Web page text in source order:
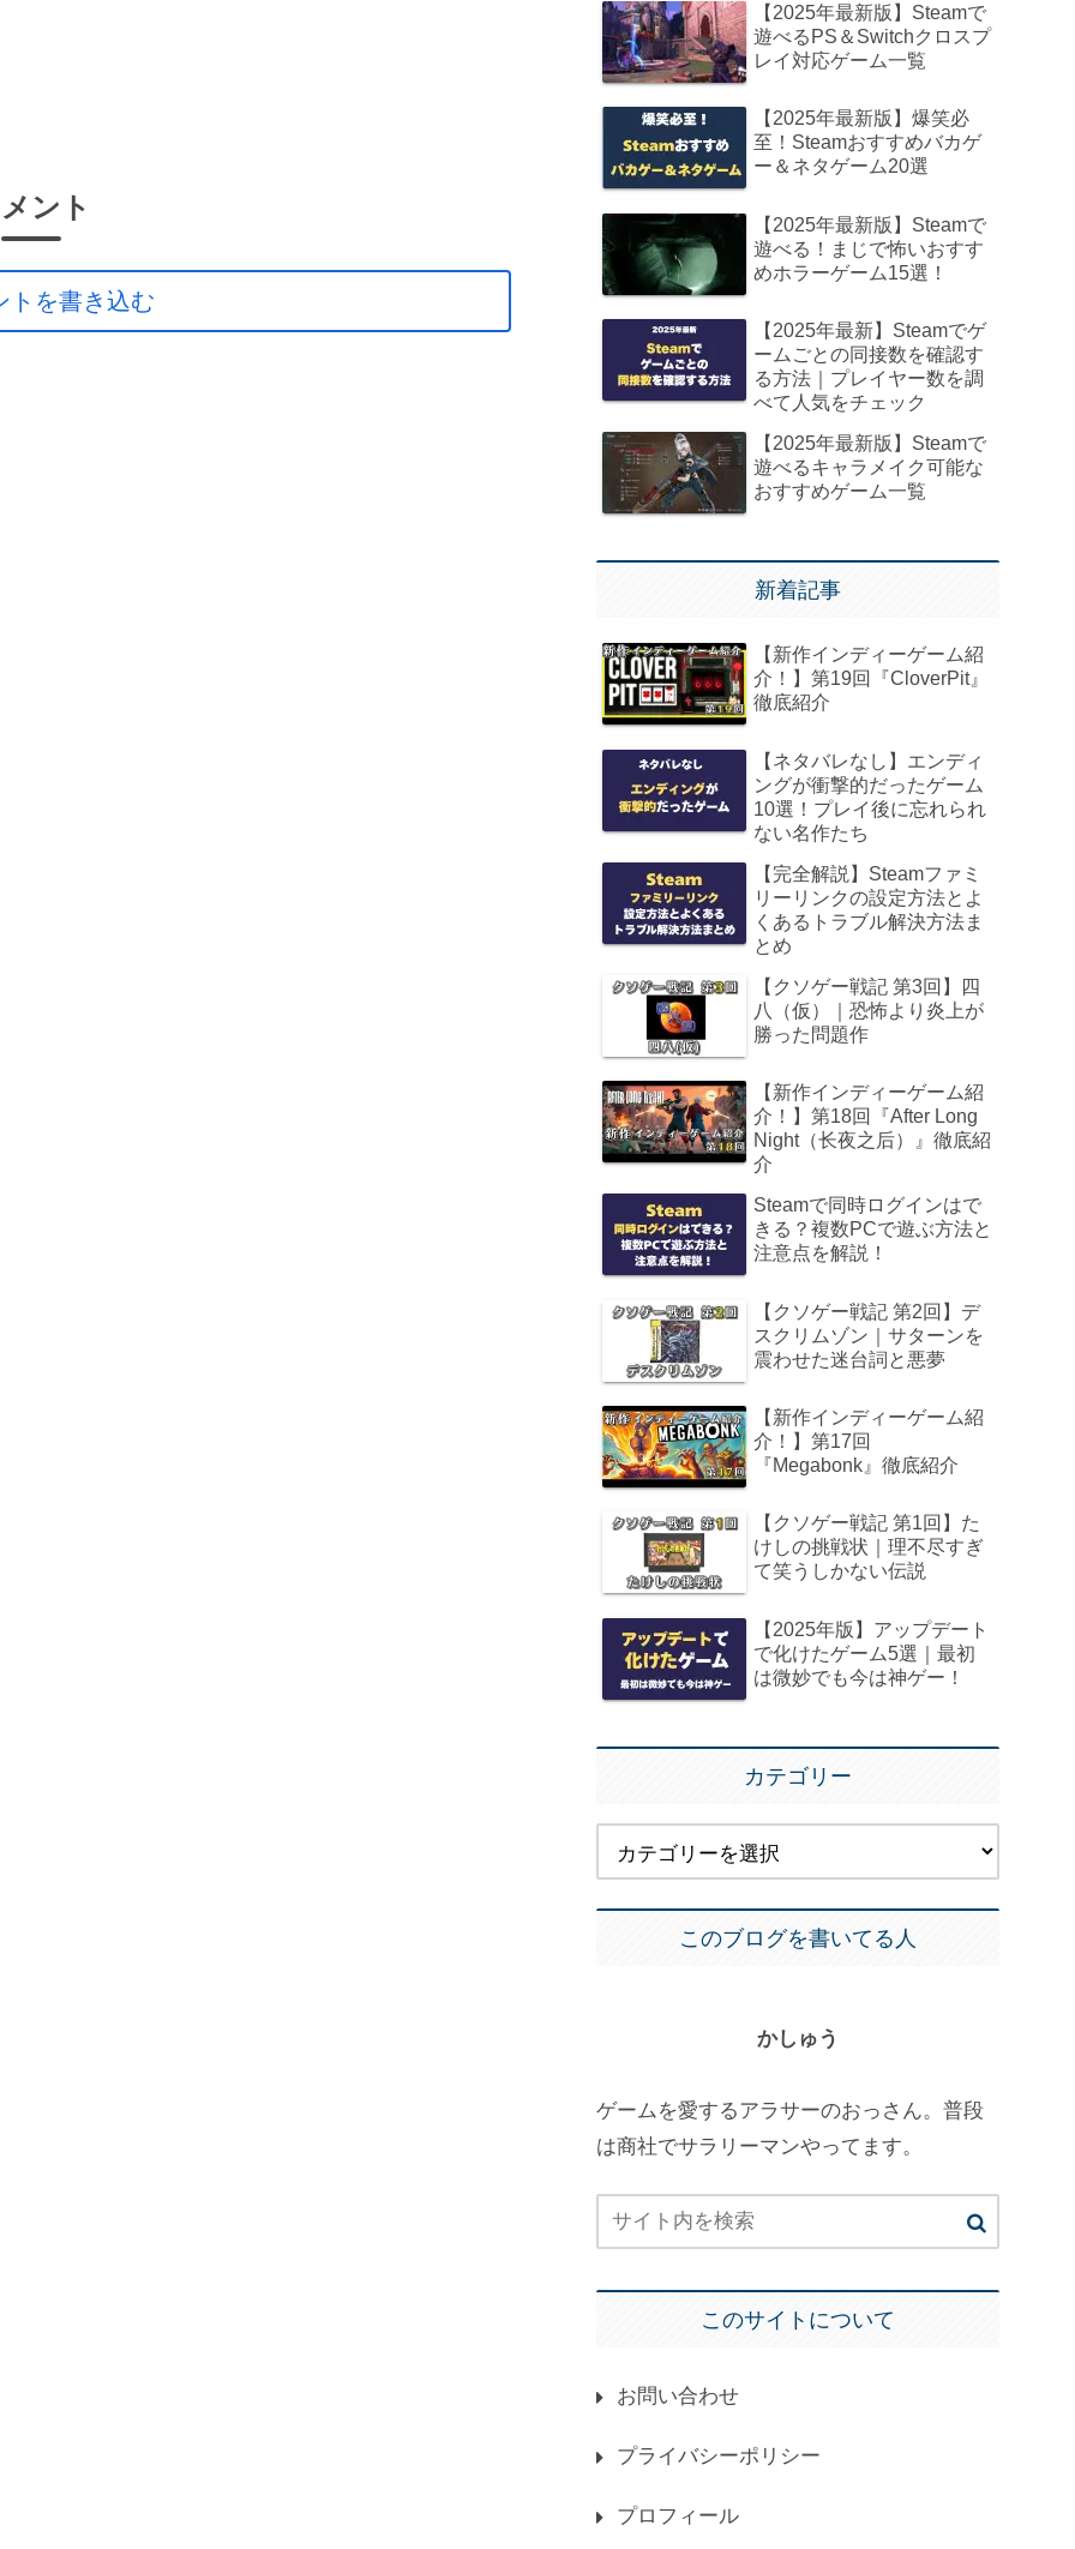
ント
トを書き込む
【2025年最新版】Steamで
遊べるPS＆Switchクロスプ
レイ対応ゲーム一覧
【2025年最新版】爆笑必
至！Steamおすすめバカゲ
ー＆ネタゲーム20選
【2025年最新版】Steamで
遊べる！まじで怖いおすす
めホラーゲーム15選！
【2025年最新】Steamでゲ
ームごとの同接数を確認す
る方法｜プレイヤー数を調
べて人気をチェック
【2025年最新版】Steamで
遊べるキャラメイク可能な
おすすめゲーム一覧
新着記事
【新作インディーゲーム紹
介！】第19回『CloverPit』
徹底紹介
【ネタバレなし】エンディ
ングが衝撃的だったゲーム
10選！プレイ後に忘れられ
ない名作たち
【完全解説】Steamファミ
リーリンクの設定方法とよ
くあるトラブル解決方法ま
とめ
【クソゲー戦記 第3回】四
八（仮）｜恐怖より炎上が
勝った問題作
【新作インディーゲーム紹
介！】第18回『After Long
Night（长夜之后）』徹底紹
介
Steamで同時ログインはで
きる？複数PCで遊ぶ方法と
注意点を解説！
【クソゲー戦記 第2回】デ
スクリムゾン｜サターンを
震わせた迷台詞と悪夢
【新作インディーゲーム紹
介！】第17回
『Megabonk』徹底紹介
【クソゲー戦記 第1回】た
けしの挑戦状｜理不尽すぎ
て笑うしかない伝説
【2025年版】アップデート
で化けたゲーム5選｜最初
は微妙でも今は神ゲー！
カテゴリー
このブログを書いてる人
かしゅう
ゲームを愛するアラサーのおっさん。普段
は商社でサラリーマンやってます。
このサイトについて
お問い合わせ
プライバシーポリシー
プロフィール